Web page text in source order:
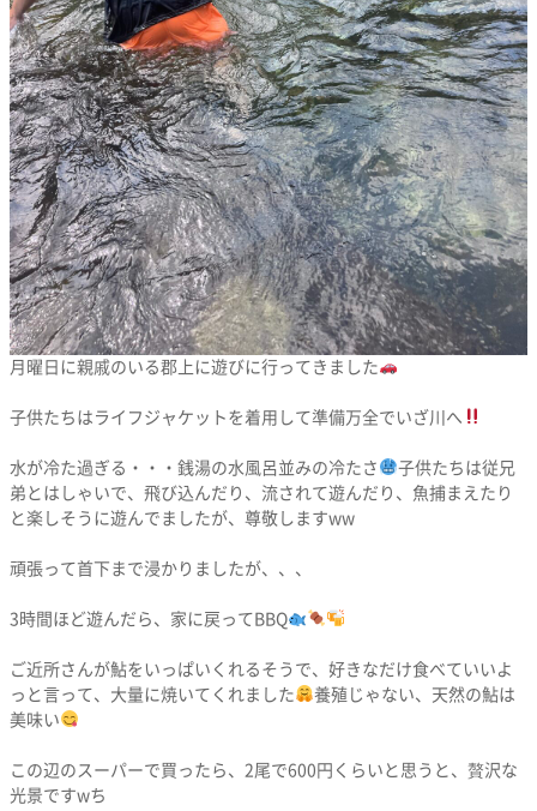
月曜日に親戚のいる郡上に遊びに行ってきました
子供たちはライフジャケットを着用して準備万全でいざ川へ
水が冷た過ぎる・・・銭湯の水風呂並みの冷たさ
子供たちは従兄
弟とはしゃいで、飛び込んだり、流されて遊んだり、魚捕まえたり
と楽しそうに遊んでましたが、尊敬しますww
頑張って首下まで浸かりましたが、、、
3時間ほど遊んだら、家に戻ってBBQ
ご近所さんが鮎をいっぱいくれるそうで、好きなだけ食べていいよ
っと言って、大量に焼いてくれました
養殖じゃない、天然の鮎は
美味い
この辺のスーパーで買ったら、2尾で600円くらいと思うと、贅沢な
光景ですwち